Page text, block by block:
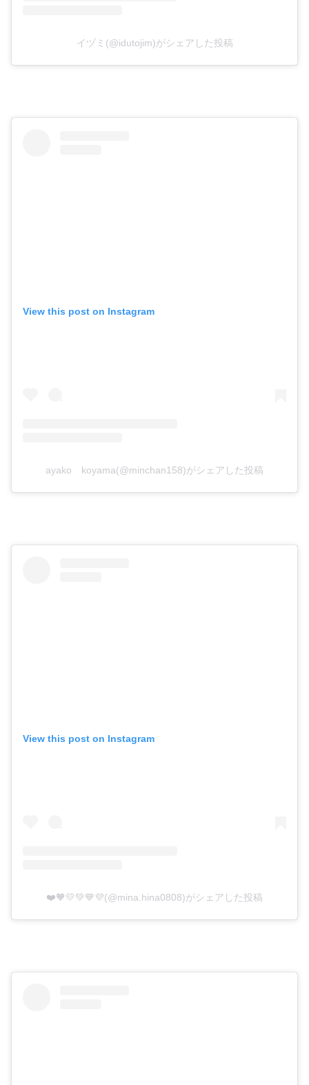
イヅミ(@idutojim)がシェアした投稿
View this post on Instagram
ayako koyama(@minchan158)がシェアした投稿
View this post on Instagram
❤️🧡💛💚💙💜(@mina.hina0808)がシェアした投稿